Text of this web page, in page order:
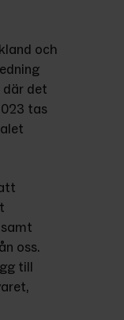
och
där det
tas
oss.
till